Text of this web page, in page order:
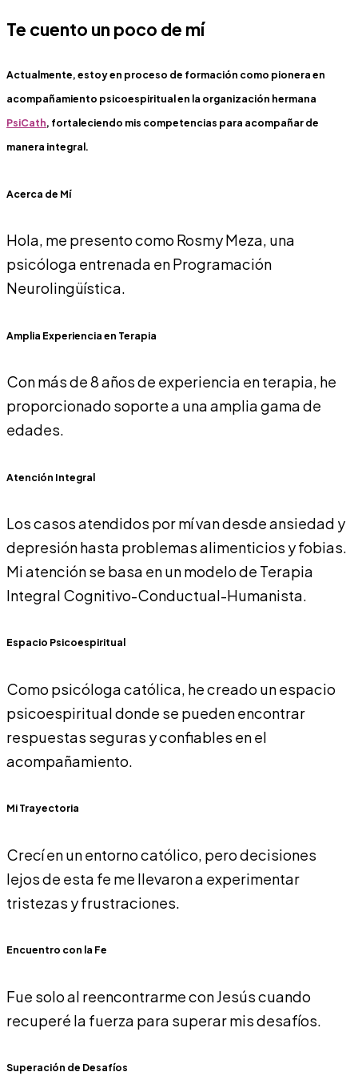
Te cuento un poco de mí
Actualmente, estoy en proceso de formación como pionera en
acompañamiento psicoespiritual en la organización hermana
PsiCath, fortaleciendo mis competencias para acompañar de
manera integral.
Acerca de Mí
Hola, me presento como Rosmy Meza, una
psicóloga entrenada en Programación
Neurolingüística.
Amplia Experiencia en Terapia
Con más de 8 años de experiencia en terapia, he
proporcionado soporte a una amplia gama de
edades.
Atención Integral
Los casos atendidos por mí van desde ansiedad y
depresión hasta problemas alimenticios y fobias.
Mi atención se basa en un modelo de Terapia
Integral Cognitivo-Conductual-Humanista.
Espacio Psicoespiritual
Como psicóloga católica, he creado un espacio
psicoespiritual donde se pueden encontrar
respuestas seguras y confiables en el
acompañamiento.
Mi Trayectoria
Crecí en un entorno católico, pero decisiones
lejos de esta fe me llevaron a experimentar
tristezas y frustraciones.
Encuentro con la Fe
Fue solo al reencontrarme con Jesús cuando
recuperé la fuerza para superar mis desafíos.
Superación de Desafíos